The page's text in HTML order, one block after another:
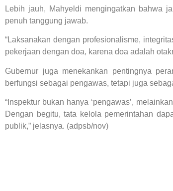
Lebih jauh, Mahyeldi mengingatkan bahwa
penuh tanggung jawab.
“Laksanakan dengan profesionalisme,
pekerjaan dengan doa, karena doa adalah
Gubernur juga menekankan pentingnya
berfungsi sebagai pengawas, tetapi juga
“Inspektur bukan hanya ‘pengawas’,
Dengan begitu, tata kelola pemerintahan
publik,” jelasnya. (adpsb/nov)